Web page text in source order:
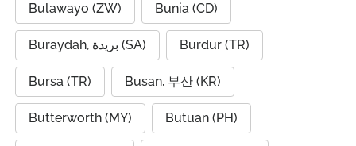
Bulawayo (ZW) Bunia (CD)
Buraydah, بريدة (SA) Burdur (TR)
Bursa (TR) Busan, 부산 (KR)
Butterworth (MY) Butuan (PH)